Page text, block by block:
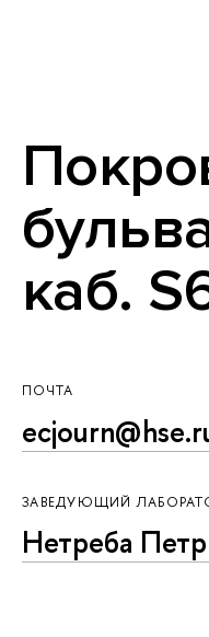
каб.
ПОЧТА
ЗАВЕДУЮЩИЙ
Нетреба